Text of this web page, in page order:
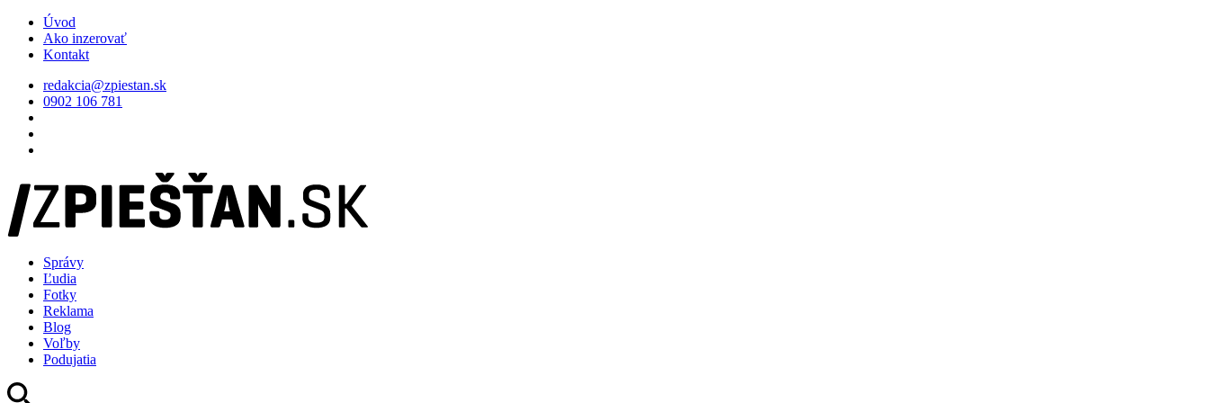
Úvod
Ako inzerovať
Kontakt
redakcia@zpiestan.sk
0902 106 781
Správy
Ľudia
Fotky
Reklama
Blog
Voľby
Podujatia